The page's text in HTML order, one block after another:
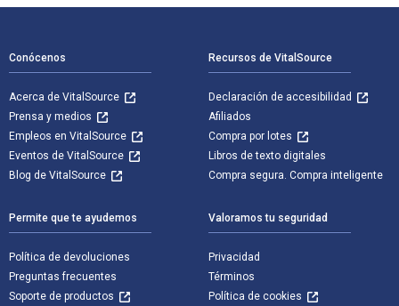
Conócenos
Acerca de VitalSource
Prensa y medios
Empleos en VitalSource
Eventos de VitalSource
Blog de VitalSource
Recursos de VitalSource
Declaración de accesibilidad
Afiliados
Compra por lotes
Libros de texto digitales
Compra segura. Compra inteligente
Permite que te ayudemos
Política de devoluciones
Preguntas frecuentes
Soporte de productos
Valoramos tu seguridad
Privacidad
Términos
Política de cookies